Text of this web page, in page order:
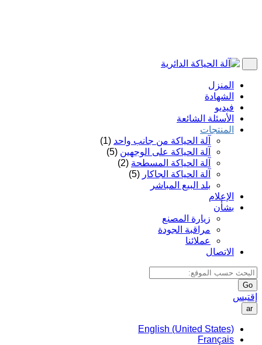
المنزل
الشهادة
فيديو
الأسئلة الشائعة
المنتجات
آلة الحياكة من جانب واحد (1)
آلة الحياكة على الوجهين (5)
آلة الحياكة المسطحة (2)
آلة الحياكة الجاكار (5)
بلد البيع المباشر
الإعلام
بشأن
زيارة المصنع
مراقبة الجودة
عملائنا
الاتصال
Go
إقتبس
ar
English (United States)
Français